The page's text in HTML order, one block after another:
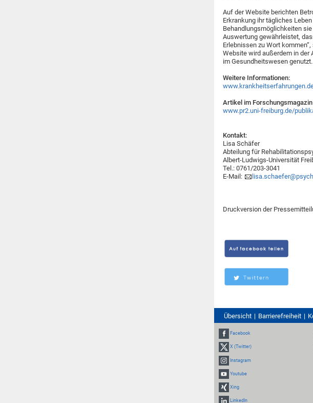
Auf der Website berichten
Erkrankung ihr tägliches
Behandlungsmöglichkeiten
Auswertung gewährleistet,
Erlebnissen zu Wort
Website wird außerdem in der
im Gesundheitswesen genutzt.
Weitere Informationen:
Artikel im Forschungsmagazin
www.pr2.uni-freiburg.de/
Kontakt:
Lisa Schäfer
Abteilung für
Albert-Ludwigs-Universität
Tel.: 0761/203-3041
E-Mail:
Druckversion der
Übersicht Barrierefreiheit
Facebook
X (Twitter)
Instagram
Youtube
Xing
LinkedIn